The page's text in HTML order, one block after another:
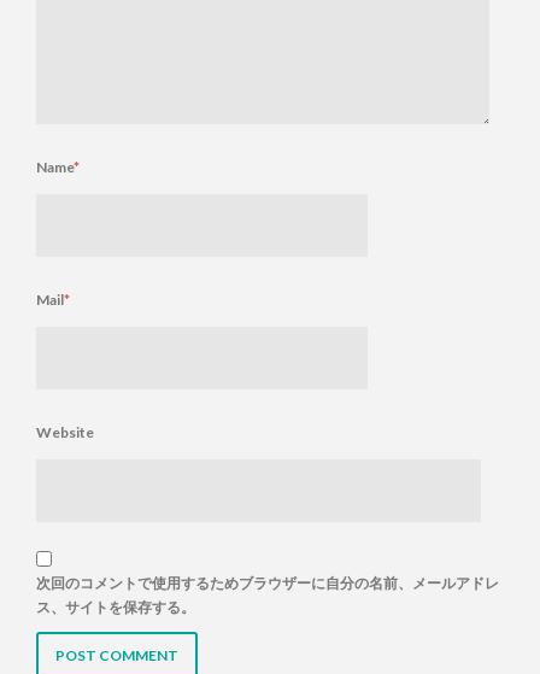
Name*
Mail*
Website
次回のコメントで使用するためブラウザーに自分の名前、メールアドレ
ス、サイトを保存する。